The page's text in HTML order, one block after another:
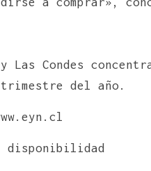
Las Condes
del año.
disponibilidad